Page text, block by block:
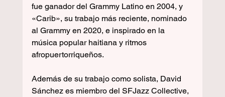
fue ganador del Grammy Latino en 2004, y
«Carib», su trabajo más reciente, nominado
al Grammy en 2020, e inspirado en la
música popular haitiana y ritmos
afropuertorriqueños.
Además de su trabajo como solista, David
Sánchez es miembro del SFJazz Collective,